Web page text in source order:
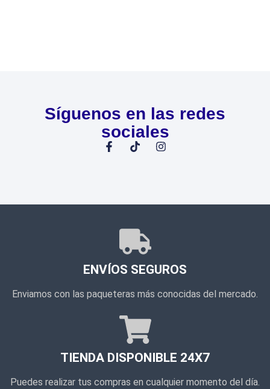
Síguenos en las redes
sociales
ENVÍOS SEGUROS
Enviamos con las paqueteras más conocidas del mercado.
TIENDA DISPONIBLE 24X7
Puedes realizar tus compras en cualquier momento del día.